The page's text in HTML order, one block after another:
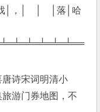
│，│　│　│落│哈
诗宋词明清小
游门券地图，不